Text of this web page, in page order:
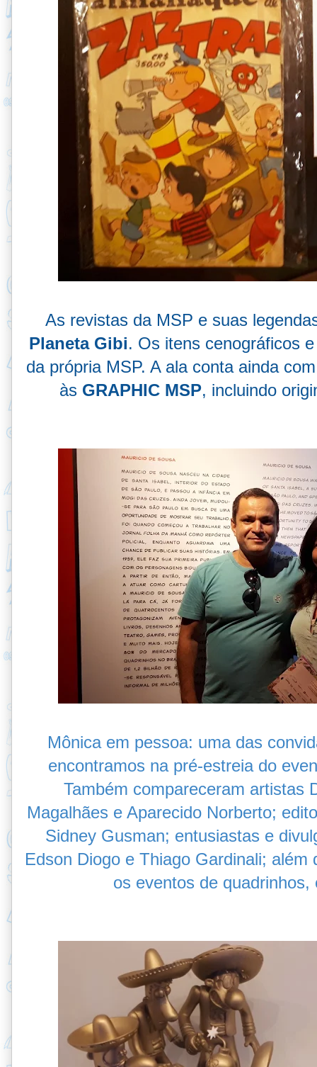
As revistas da MSP e suas
Planeta Gibi. Os itens cenográficos
da própria MSP. A ala conta ainda
às GRAPHIC MSP, incluindo
Mônica em pessoa: uma das
encontramos na pré-estreia do
Também compareceram artistas
Magalhães e Aparecido Norberto;
Sidney Gusman; entusiastas e
Edson Diogo e Thiago Gardinali;
os eventos de